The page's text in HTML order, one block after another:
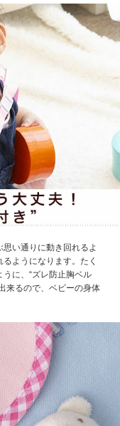
い通りに動き回れるよ
ようになります。たく
に、“ズレ防止胸ベル
来るので、ベビーの身体